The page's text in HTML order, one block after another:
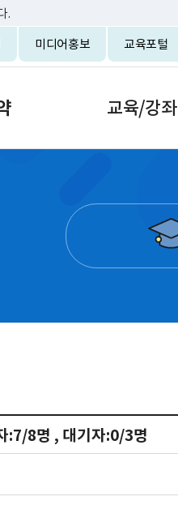
.
미디어홍보 교육포털
교육/강좌
8명 , 대기자:0/3명